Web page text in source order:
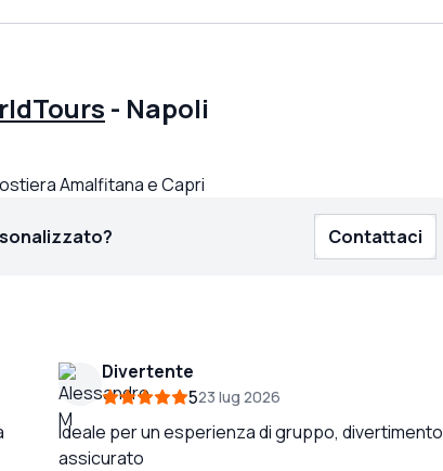
- Napoli
Amalfitana e Capri
Contattaci
Divertente
523 lug 2026
Ideale per un esperienza di gruppo, divertimento
assicurato